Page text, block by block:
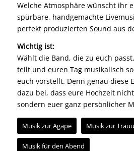
Welche Atmosphäre wünscht ihr
spürbare, handgemachte
perfekt produzierten Sound aus
Wichtig ist:
Wählt die Band, die zu euch
teilt und euren Tag musikalisch
euch vorstellt. Denn genau diese
dazu bei, dass eure Hochzeit
sondern euer ganz persönlicher
Musik zur Agape Musik zur
Musik für den Abend